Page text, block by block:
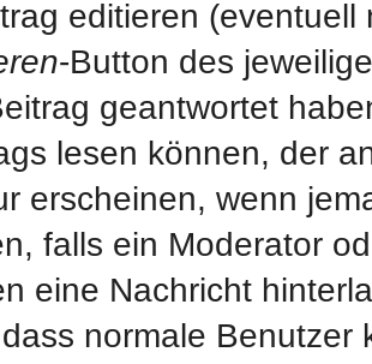
editieren
-Button des
geantwortet
lesen können, der
erscheinen, wenn
falls ein Moderator
eine Nachricht
normale